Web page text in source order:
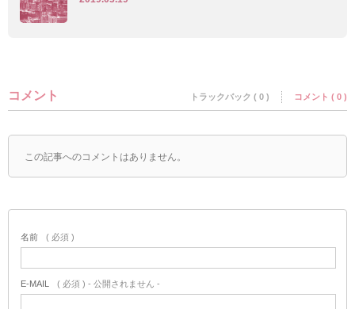
コメント トラックバック ( 0 ) コメント ( 0 )
この記事へのコメントはありません。
名前 ( 必須 )
E-MAIL ( 必須 ) - 公開されません -